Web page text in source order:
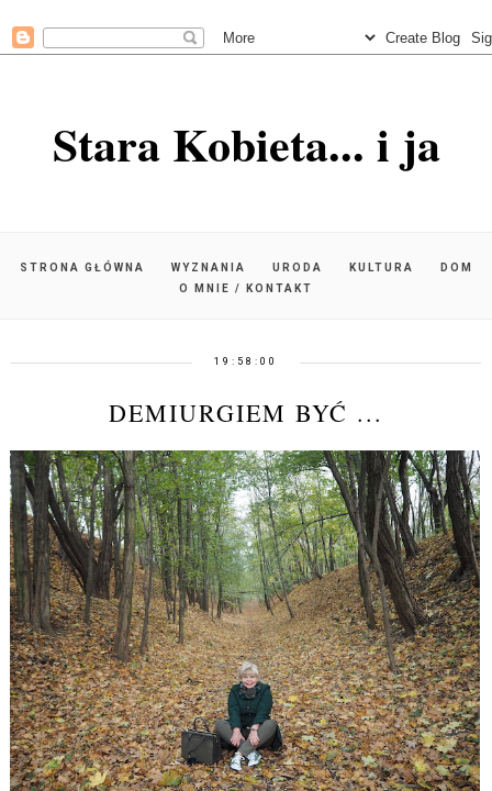
Stara Kobieta... i ja
STRONA GŁÓWNA WYZNANIA URODA KULTURA
DOM
O MNIE / KONTAKT
19:58:00
DEMIURGIEM BYĆ ...